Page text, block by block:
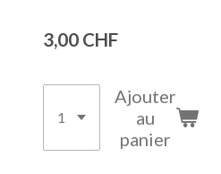
3,00 CHF
Ajouter
au
panier